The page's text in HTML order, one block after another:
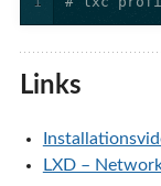
Links
LXD –